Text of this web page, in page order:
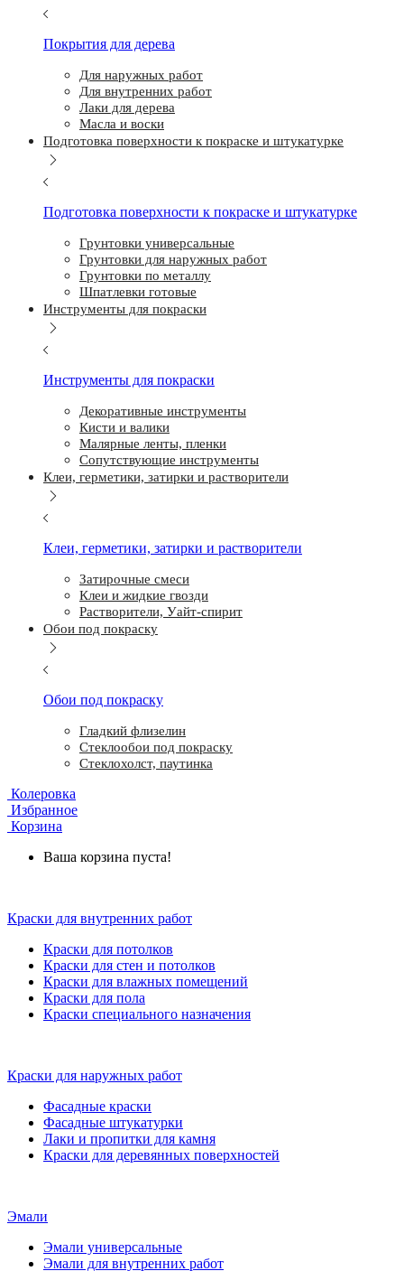
Покрытия для дерева
Для наружных работ
Для внутренних работ
Лаки для дерева
Масла и воски
Подготовка поверхности к покраске и штукатурке
Подготовка поверхности к покраске и штукатурке
Грунтовки универсальные
Грунтовки для наружных работ
Грунтовки по металлу
Шпатлевки готовые
Инструменты для покраски
Инструменты для покраски
Декоративные инструменты
Кисти и валики
Малярные ленты, пленки
Сопутствующие инструменты
Клеи, герметики, затирки и растворители
Клеи, герметики, затирки и растворители
Затирочные смеси
Клеи и жидкие гвозди
Растворители, Уайт-спирит
Обои под покраску
Обои под покраску
Гладкий флизелин
Стеклообои под покраску
Стеклохолст, паутинка
Колеровка
Избранное
Корзина
Ваша корзина пуста!
Краски для внутренних работ
Краски для потолков
Краски для стен и потолков
Краски для влажных помещений
Краски для пола
Краски специального назначения
Краски для наружных работ
Фасадные краски
Фасадные штукатурки
Лаки и пропитки для камня
Краски для деревянных поверхностей
Эмали
Эмали универсальные
Эмали для внутренних работ